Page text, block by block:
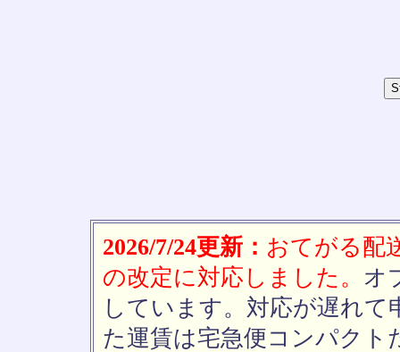
2026/7/24更新： おてがる配
の改定に対応しました。 オ
しています。対応が遅れ
た運賃は宅急便コンパクト